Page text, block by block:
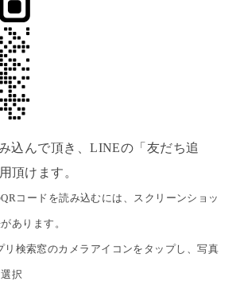
込んで頂き、LINEの「友だち追
頂けます。
ードを読み込むには、スクリーンショッ
あります。
検索窓のカメラアイコンをタップし、写真
択